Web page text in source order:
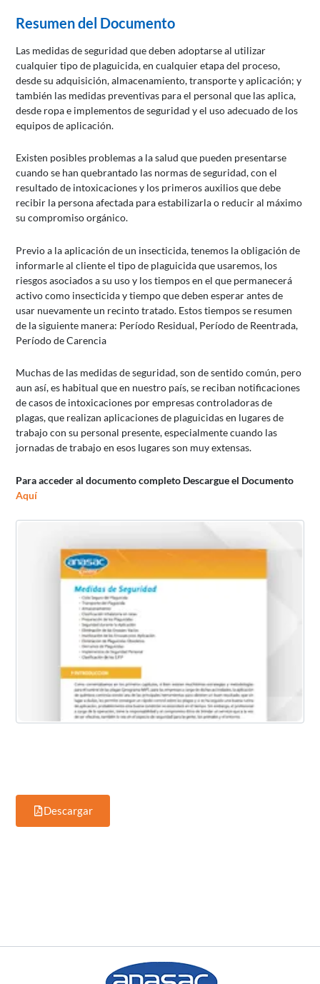
Resumen del Documento
Las medidas de seguridad que deben adoptarse al utilizar
cualquier tipo de plaguicida, en cualquier etapa del proceso,
desde su adquisición, almacenamiento, transporte y aplicación; y
también las medidas preventivas para el personal que las aplica,
desde ropa e implementos de seguridad y el uso adecuado de los
equipos de aplicación.
Existen posibles problemas a la salud que pueden presentarse
cuando se han quebrantado las normas de seguridad, con el
resultado de intoxicaciones y los primeros auxilios que debe
recibir la persona afectada para estabilizarla o reducir al máximo
su compromiso orgánico.
Previo a la aplicación de un insecticida, tenemos la obligación de
informarle al cliente el tipo de plaguicida que usaremos, los
riesgos asociados a su uso y los tiempos en el que permanecerá
activo como insecticida y tiempo que deben esperar antes de
usar nuevamente un recinto tratado. Estos tiempos se resumen
de la siguiente manera: Período Residual, Período de Reentrada,
Período de Carencia
Muchas de las medidas de seguridad, son de sentido común, pero
aun así, es habitual que en nuestro país, se reciban notificaciones
de casos de intoxicaciones por empresas controladoras de
plagas, que realizan aplicaciones de plaguicidas en lugares de
trabajo con su personal presente, especialmente cuando las
jornadas de trabajo en esos lugares son muy extensas.
Para acceder al documento completo Descargue el Documento
Aquí
Descargar